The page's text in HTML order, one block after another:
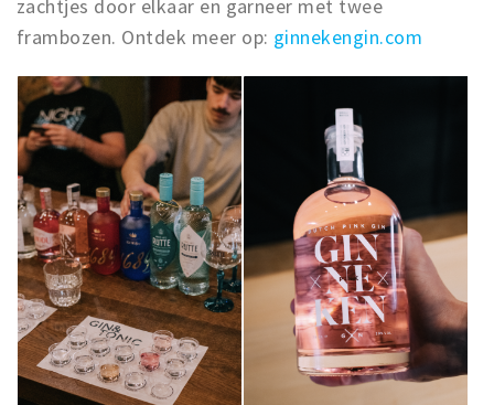
zachtjes door elkaar en garneer met twee
frambozen. Ontdek meer op: ginnekengin.com